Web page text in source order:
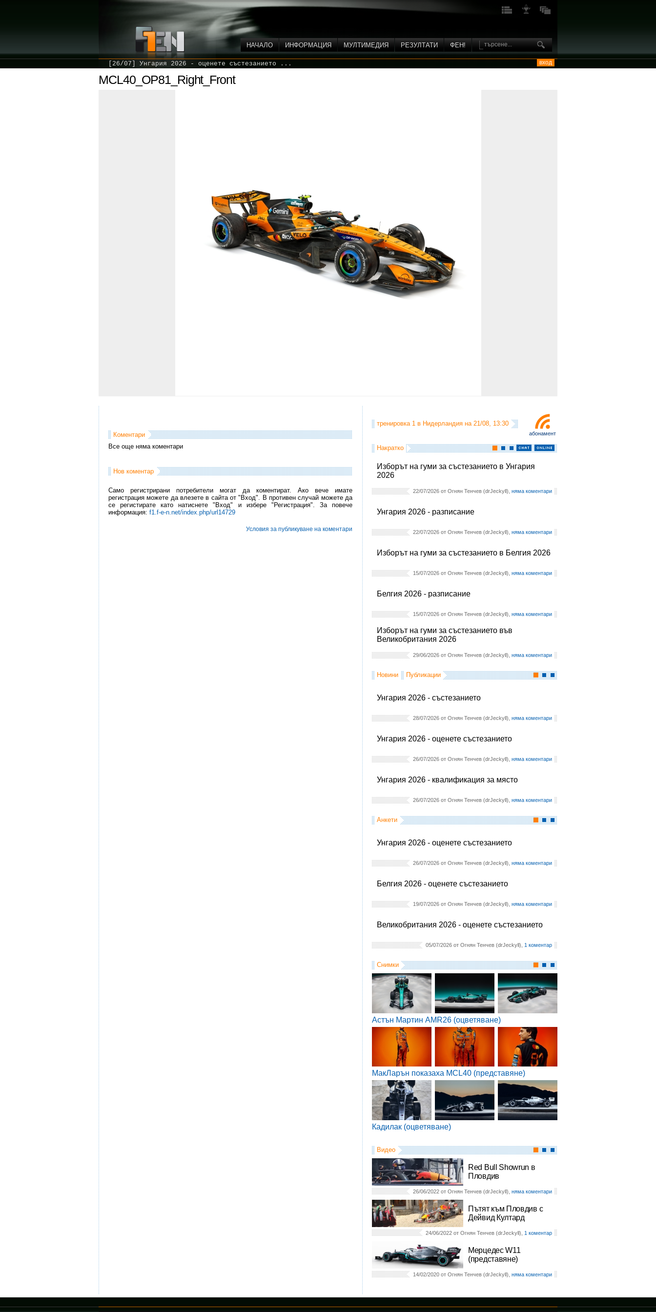
НАЧАЛО ИНФОРМАЦИЯ МУЛТИМЕДИЯ РЕЗУЛТАТИ ФЕН!
[26/07] Унгария 2026 - оценете състезанието ... вход
MCL40_OP81_Right_Front
абонамент
тренировка 1 в Нидерландия на 21/08, 13:30
Накратко
Изборът на гуми за състезанието в Унгария
2026
22/07/2026 от Огнян Тенчев (drJeckyll), няма коментари
Унгария 2026 - разписание
22/07/2026 от Огнян Тенчев (drJeckyll), няма коментари
Изборът на гуми за състезанието в Белгия 2026
15/07/2026 от Огнян Тенчев (drJeckyll), няма коментари
Белгия 2026 - разписание
15/07/2026 от Огнян Тенчев (drJeckyll), няма коментари
Изборът на гуми за състезанието във
Великобритания 2026
29/06/2026 от Огнян Тенчев (drJeckyll), няма коментари
Новини Публикации
Унгария 2026 - състезанието
28/07/2026 от Огнян Тенчев (drJeckyll), няма коментари
Унгария 2026 - оценете състезанието
26/07/2026 от Огнян Тенчев (drJeckyll), няма коментари
Унгария 2026 - квалификация за място
26/07/2026 от Огнян Тенчев (drJeckyll), няма коментари
Анкети
Унгария 2026 - оценете състезанието
26/07/2026 от Огнян Тенчев (drJeckyll), няма коментари
Белгия 2026 - оценете състезанието
19/07/2026 от Огнян Тенчев (drJeckyll), няма коментари
Великобритания 2026 - оценете състезанието
05/07/2026 от Огнян Тенчев (drJeckyll), 1 коментар
Снимки
Астън Мартин AMR26 (оцветяване)
МакЛарън показаха MCL40 (представяне)
Кадилак (оцветяване)
Видео
Red Bull Showrun в
Пловдив
26/06/2022 от Огнян Тенчев (drJeckyll), няма коментари
Пътят към Пловдив с
Дейвид Култард
24/06/2022 от Огнян Тенчев (drJeckyll), 1 коментар
Мерцедес W11
(представяне)
14/02/2020 от Огнян Тенчев (drJeckyll), няма коментари
Коментари
Все още няма коментари
Нов коментар
Само регистрирани потребители могат да коментират. Ако вече имате
регистрация можете да влезете в сайта от "Вход". В противен случай можете да
се регистирате като натиснете "Вход" и избере "Регистрация". За повече
информация: f1.f-e-n.net/index.php/url14729
Условия за публикуване на коментари